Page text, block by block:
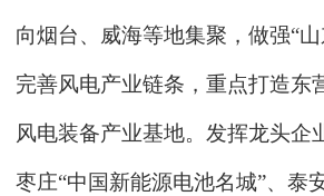
向烟台、威海等地集聚，做强“
完善风电产业链条，重点打造东
风电装备产业基地。发挥龙头企
枣庄“中国新能源电池名城”、泰